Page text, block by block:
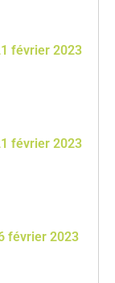
février 2023
février 2023
février 2023